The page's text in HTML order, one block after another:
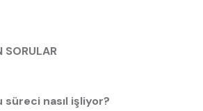
SORULAR
süreci nasıl işliyor?